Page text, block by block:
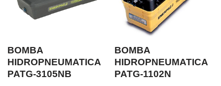
BOMBA
HIDROPNEUMATICA
PATG-3105NB
BOMBA
HIDROPNEUMATICA
PATG-1102N